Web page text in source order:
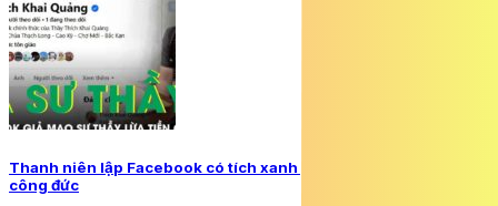
Thanh niên lập Facebook có tích xanh giả mạo sư thầy, lừa tiền
công đức